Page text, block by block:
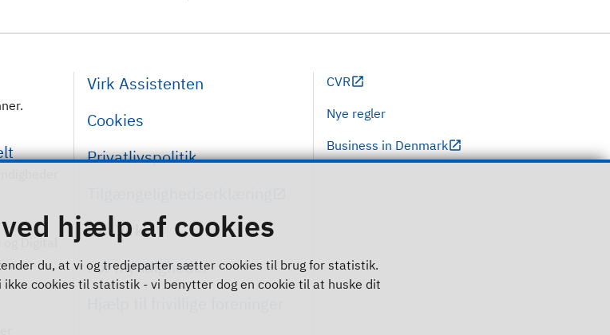
hjælp af cookies
du, at vi og tredjeparter sætter cookies til brug for statistik.
cookies til statistik - vi benytter dog en cookie til at huske dit
Virk Assistenten
Cookies
Privatlivspolitik
Om Virk
For myndigheder
CVR
Nye regler
Business in Denmark